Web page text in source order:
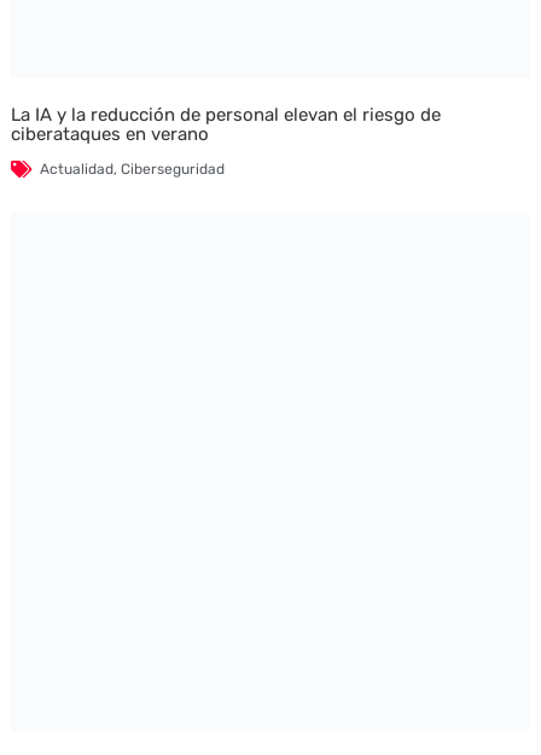
La IA y la reducción de personal elevan el riesgo de
ciberataques en verano
Actualidad, Ciberseguridad